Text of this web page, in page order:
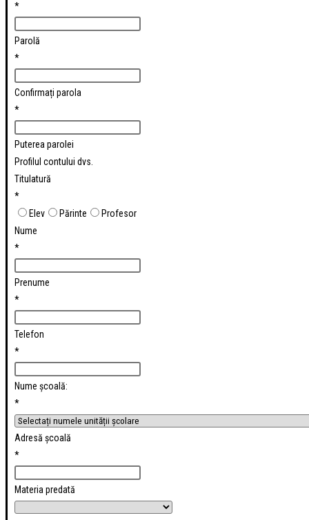
*
Parolă
*
Confirmați parola
*
Puterea parolei
Profilul contului dvs.
Titulatură
*
Elev
Părinte
Profesor
Nume
*
Prenume
*
Telefon
*
Nume școală:
*
Adresă școală
*
Materia predată